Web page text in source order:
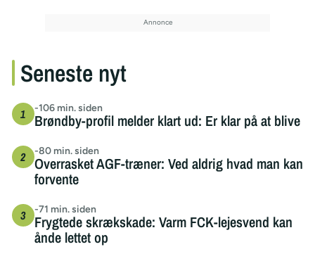
Seneste nyt
-106 min. siden
Brøndby-profil melder klart ud: Er klar på at blive
-80 min. siden
Overrasket AGF-træner: Ved aldrig hvad man kan
forvente
-71 min. siden
Frygtede skrækskade: Varm FCK-lejesvend kan
ånde lettet op